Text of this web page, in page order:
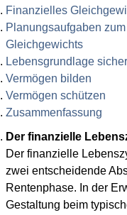
Finanzielles
Planungsaufgaben
Gleichgewichts
Lebensgrundlage
Vermögen bilden
Vermögen schützen
Zusammenfassung
Der finanzielle
Der finanzielle
zwei entscheidende
Rentenphase. In der
Gestaltung beim